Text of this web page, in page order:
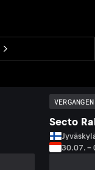
VERGANGEN
Secto
30.07. –